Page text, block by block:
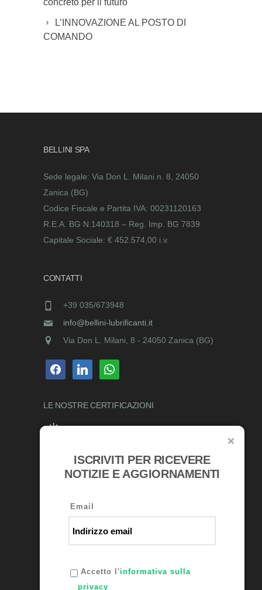
concreto per il futuro
L’INNOVAZIONE AL POSTO DI
COMANDO
BELLINI SPA
Sede legale: Via Don L. Milani n. 8, 24050
Zanica (BG)
Codice Fiscale e Partita IVA: 00231120163
R.E.A. BG N.140318 – Reg. Imp. BG 7839
Capitale Sociale: € 452.574,00 i.v.
CONTATTI
+39 035/673948
info@bellini-lubrificanti.it
Via Don L. Milani, 8 - 24050 Zanica (BG)
facebooklinkedin whatsapp
LE NOSTRECERTIFICAZIONI
RICONOSCIMENTI
ISCRIVITI PER RICEVERE
NOTIZIE E AGGIORNAMENTI
Email
Accetto l'informativa sulla
privacy